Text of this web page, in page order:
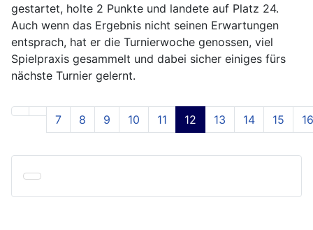
gestartet, holte 2 Punkte und landete auf Platz 24.
Auch wenn das Ergebnis nicht seinen Erwartungen
entsprach, hat er die Turnierwoche genossen, viel
Spielpraxis gesammelt und dabei sicher einiges fürs
nächste Turnier gelernt.
Seite 12 von 24
7 8 9 10 11 12 13 14 15 16